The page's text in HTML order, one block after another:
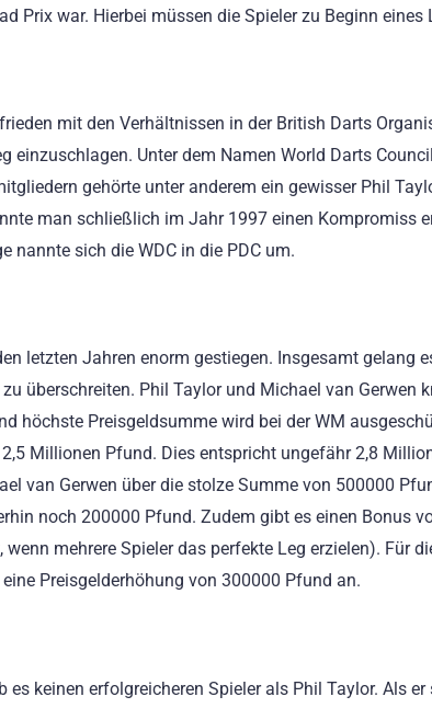
Prix war. Hierbei müssen die Spieler zu Beginn
mit den Verhältnissen in der British Darts
einzuschlagen. Unter dem Namen World Darts
gehörte unter anderem ein gewisser Phil
man schließlich im Jahr 1997 einen Kompromiss
nannte sich die WDC in die PDC um.
letzten Jahren enorm gestiegen. Insgesamt gelang
überschreiten. Phil Taylor und Michael van Gerwen
höchste Preisgeldsumme wird bei der WM
Millionen Pfund. Dies entspricht ungefähr 2,8
van Gerwen über die stolze Summe von 500000
noch 200000 Pfund. Zudem gibt es einen Bonus
mehrere Spieler das perfekte Leg erzielen). Für
Preisgelderhöhung von 300000 Pfund an.
es keinen erfolgreicheren Spieler als Phil Taylor. Als